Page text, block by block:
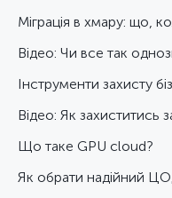
Міграція в хмару: що,
Відео: Чи все так
Інструменти захисту
Відео: Як захиститись
Що таке GPU cloud?
Як обрати надійний